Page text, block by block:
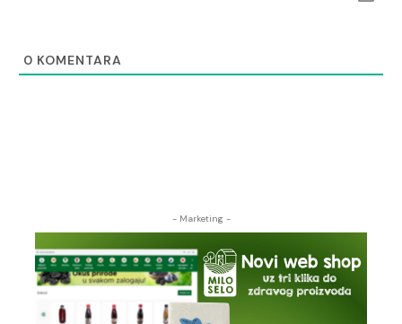
0 KOMENTARA
- Marketing -